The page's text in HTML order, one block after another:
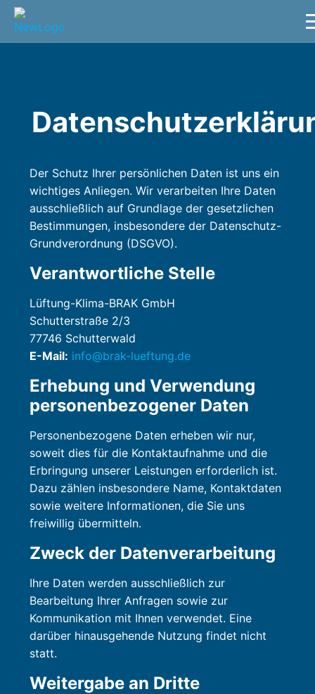
Der Schutz Ihrer persönlichen Daten ist uns ein
wichtiges Anliegen. Wir verarbeiten Ihre Daten
ausschließlich auf Grundlage der gesetzlichen
Bestimmungen, insbesondere der Datenschutz-
Grundverordnung (DSGVO).
Verantwortliche Stelle
Lüftung-Klima-BRAK GmbH
Schutterstraße 2/3
77746 Schutterwald
E-Mail: info@brak-lueftung.de
Erhebung und Verwendung
personenbezogener Daten
Personenbezogene Daten erheben wir nur,
soweit dies für die Kontaktaufnahme und die
Erbringung unserer Leistungen erforderlich ist.
Dazu zählen insbesondere Name, Kontaktdaten
sowie weitere Informationen, die Sie uns
freiwillig übermitteln.
Zweck der Datenverarbeitung
Ihre Daten werden ausschließlich zur
Bearbeitung Ihrer Anfragen sowie zur
Kommunikation mit Ihnen verwendet. Eine
darüber hinausgehende Nutzung findet nicht
statt.
Weitergabe an Dritte